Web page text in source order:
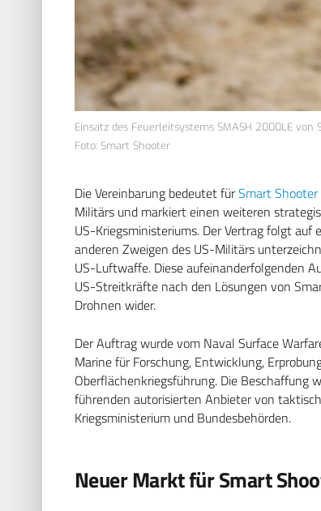
Einsatz des Feuerleitsystems SMASH 2000LE von
Foto: Smart Shooter
Die Vereinbarung bedeutet fürSmart Shooter
Militärs und markiert einen weiteren
US-Kriegsministeriums. Der Vertrag folgt auf
anderen Zweigen des US-Militärs
US-Luftwaffe. Diese aufeinanderfolgenden
US-Streitkräfte nach den Lösungen von
Drohnen wider.
Der Auftrag wurde vom Naval Surface
Marine für Forschung, Entwicklung,
Oberflächenkriegsführung. Die Beschaffung
führenden autorisierten Anbieter von
Kriegsministerium und Bundesbehörden.
Neuer Markt für Smart